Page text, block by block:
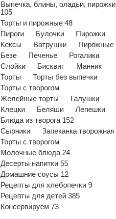
Выпечка, блины, оладьи, пирожки
105
Торты и пирожные 48
Пироги
Булочки
Пирожки
Кексы
Ватрушки
Пирожные
Безе
Печенье
Рогалики
Слойки
Бисквит
Манник
Торты
Торты без выпечки
Торты с творогом
Желейные торты
Галушки
Клецки
Беляши
Лепешки
Блюда из творога 152
Сырники
Запеканка творожная
Торты с творогом
Молочные блюда 24
Десерты напитки 55
Домашние соусы 12
Рецепты для хлебопечки 9
Рецепты для детей 385
Консервируем 73